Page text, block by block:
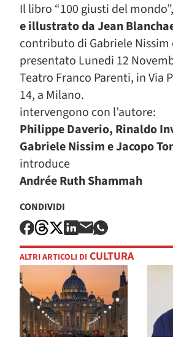
Il libro “100 giusti del
e illustrato da Jean
contributo di Gabriele Nissim
presentato Lunedi 12
Teatro Franco Parenti, in Via
14, a Milano.
intervengono con l’autore:
Philippe Daverio, Rinaldo
Gabriele Nissim e Jacopo
introduce
Andrée Ruth Shammah
CONDIVIDI
ALTRI ARTICOLI DI CULTURA